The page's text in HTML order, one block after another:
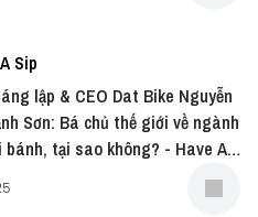
cùng Have A Sip, tiếp
trẻ dám nghĩ, dám làm
thực.
Sip
lập & CEO Dat Bike Nguyễn
Sơn: Bá chủ thế giới về ngành
bánh, tại sao không? - Have A